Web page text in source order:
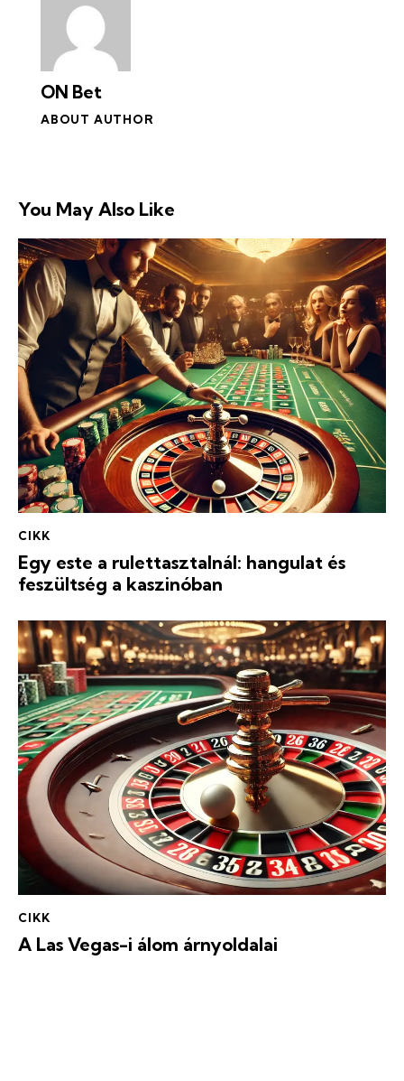
ON Bet
ABOUT AUTHOR
You May Also Like
CIKK
Egy este a rulettasztalnál: hangulat és
feszültség a kaszinóban
CIKK
A Las Vegas-i álom árnyoldalai